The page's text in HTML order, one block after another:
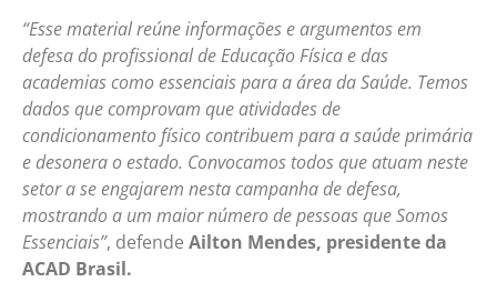
“Esse material reúne informações e argumentos em
defesa do profissional de Educação Física e das
academias como essenciais para a área da Saúde. Temos
dados que comprovam que atividades de
condicionamento físico contribuem para a saúde primária
e desonera o estado. Convocamos todos que atuam neste
setor a se engajarem nesta campanha de defesa,
mostrando a um maior número de pessoas que Somos
Essenciais”, defende Ailton Mendes, presidente da
ACAD Brasil.